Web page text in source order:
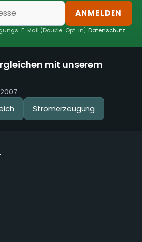
ANMELDEN
E-Mail (Double-Opt-in).Datenschutz
mit unserem
Stromerzeugung